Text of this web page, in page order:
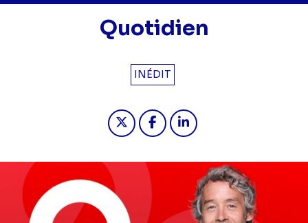
Quotidien
INÉDIT
Partager "Quotidien - Episode
Partager "Quotidien -
Diaporama